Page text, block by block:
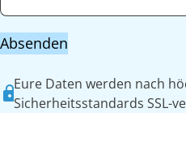
Absenden
Eure Daten werden nach
Sicherheitsstandards SSL-